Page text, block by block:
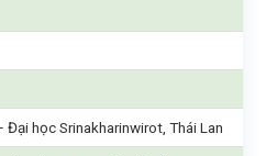
Đại học Srinakharinwirot, Thái Lan